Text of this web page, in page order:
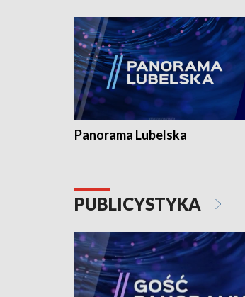
Panorama Lubelska
PUBLICYSTYKA